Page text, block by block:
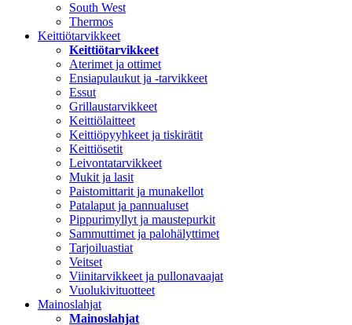
South West
Thermos
Keittiötarvikkeet
Keittiötarvikkeet
Aterimet ja ottimet
Ensiapulaukut ja -tarvikkeet
Essut
Grillaustarvikkeet
Keittiölaitteet
Keittiöpyyhkeet ja tiskirätit
Keittiösetit
Leivontatarvikkeet
Mukit ja lasit
Paistomittarit ja munakellot
Patalaput ja pannualuset
Pippurimyllyt ja maustepurkit
Sammuttimet ja palohälyttimet
Tarjoiluastiat
Veitset
Viinitarvikkeet ja pullonavaajat
Vuolukivituotteet
Mainoslahjat
Mainoslahjat